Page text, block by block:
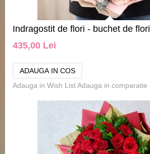
Indragostit de flori - buchet de flori
435,00 Lei
Adauga in Wish ListAdauga in comparatie